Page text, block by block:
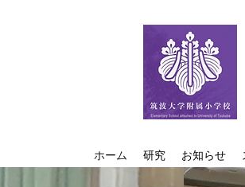
ホーム 研究 お知らせ